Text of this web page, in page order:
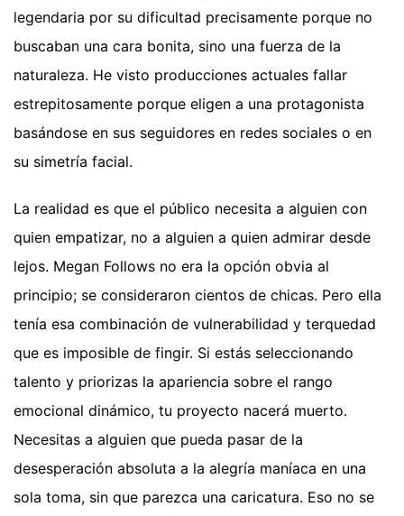
legendaria por su dificultad precisamente porque no
buscaban una cara bonita, sino una fuerza de la
naturaleza. He visto producciones actuales fallar
estrepitosamente porque eligen a una protagonista
basándose en sus seguidores en redes sociales o en
su simetría facial.
La realidad es que el público necesita a alguien con
quien empatizar, no a alguien a quien admirar desde
lejos. Megan Follows no era la opción obvia al
principio; se consideraron cientos de chicas. Pero ella
tenía esa combinación de vulnerabilidad y terquedad
que es imposible de fingir. Si estás seleccionando
talento y priorizas la apariencia sobre el rango
emocional dinámico, tu proyecto nacerá muerto.
Necesitas a alguien que pueda pasar de la
desesperación absoluta a la alegría maníaca en una
sola toma, sin que parezca una caricatura. Eso no se